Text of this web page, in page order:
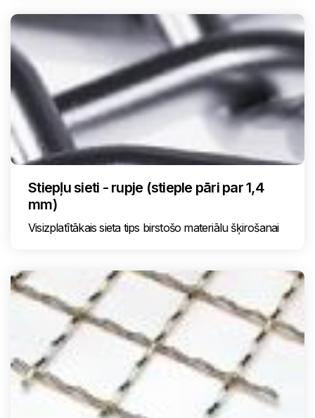
Stiepļu sieti - rupje (stieple pāri par 1,4
mm)
Visizplatītākais sieta tips birstošo materiālu šķirošanai